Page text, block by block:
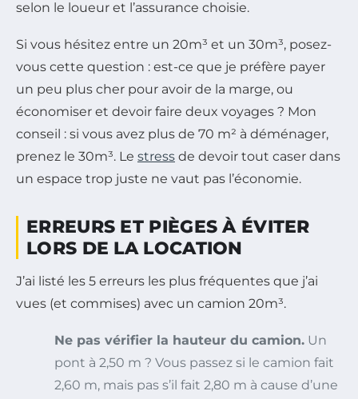
selon le loueur et l’assurance choisie.
Si vous hésitez entre un 20m³ et un 30m³, posez-
vous cette question : est-ce que je préfère payer
un peu plus cher pour avoir de la marge, ou
économiser et devoir faire deux voyages ? Mon
conseil : si vous avez plus de 70 m² à déménager,
prenez le 30m³. Le stress de devoir tout caser dans
un espace trop juste ne vaut pas l’économie.
ERREURS ET PIÈGES À ÉVITER
LORS DE LA LOCATION
J’ai listé les 5 erreurs les plus fréquentes que j’ai
vues (et commises) avec un camion 20m³.
Ne pas vérifier la hauteur du camion. Un
pont à 2,50 m ? Vous passez si le camion fait
2,60 m, mais pas s’il fait 2,80 m à cause d’une